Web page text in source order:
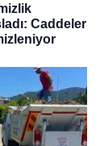
Caddeler